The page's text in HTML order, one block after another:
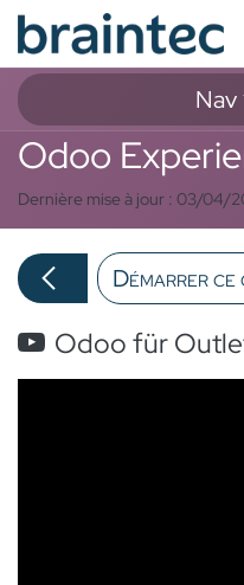
Se rendre au contenu
Nav
Odoo
Dernière mise à jour : 03/04/
Odoo für
Démarrer ce